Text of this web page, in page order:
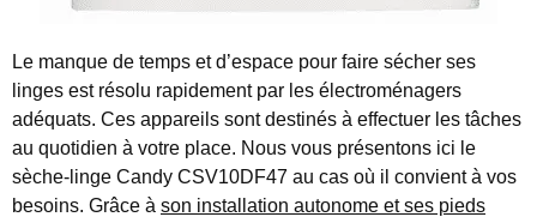
Le manque de temps et d’espace pour faire sécher ses
linges est résolu rapidement par les électroménagers
adéquats. Ces appareils sont destinés à effectuer les tâches
au quotidien à votre place. Nous vous présentons ici le
sèche-linge Candy CSV10DF47 au cas où il convient à vos
besoins. Grâce à son installation autonome et ses pieds